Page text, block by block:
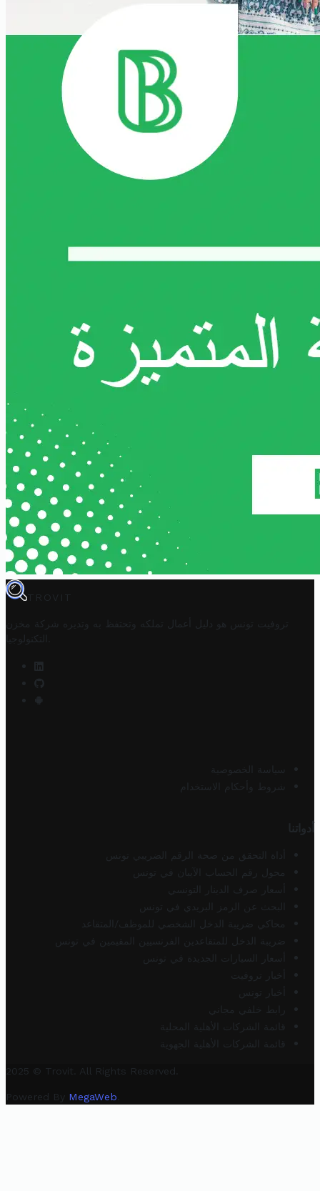
TROVIT
تروفيت تونس هو دليل أعمال تملكه وتحتفظ به وتديره
شركة مخزن
التكنولوجيا
سياسة الخصوصية
شروط وأحكام الاستخدام
أدواتنا
أداة التحقق من صحة الرقم الضريبي تونس
محول رقم الحساب الآيبان في تونس
أسعار صرف الدينار التونسي
البحث عن الرمز البريدي في تونس
محاكي ضريبة الدخل الشخصي للموظف/المتقاعد
ضريبة الدخل للمتقاعدين الفرنسيين المقيمين في تونس
أسعار السيارات الجديدة في تونس
أخبار تروفيت
أخبار تونس
رابط خلفي مجاني
قائمة الشركات الأهلية المحلية
قائمة الشركات الأهلية الجهوية
2025 © Trovit. All Rights Reserved.
Powered By MegaWeb